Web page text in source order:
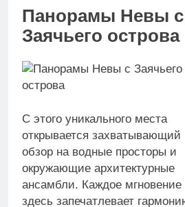
Панорамы Невы с
Заячьего острова
С этого уникального места
открывается захватывающий
обзор на водные просторы и
окружающие архитектурные
ансамбли. Каждое мгновение
здесь запечатлевает